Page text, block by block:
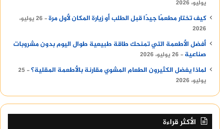
يوليو، 2026
كيف تختار مطعمًا جيدًا قبل الطلب أو زيارة المكان لأول مرة
26 يوليو،
2026
أفضل الأطعمة التي تمنحك طاقة طبيعية طوال اليوم بدون مشروبات
صناعية
26 يوليو، 2026
لماذا يفضل الكثيرون الطعام المشوي مقارنة بالأطعمة المقلية؟
25
يوليو، 2026
الأكثر قراءة